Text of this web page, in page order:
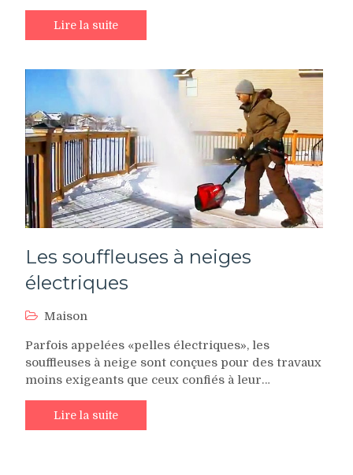
Lire la suite
Les souffleuses à neiges
électriques
Maison
Parfois appelées «pelles électriques», les
souffleuses à neige sont conçues pour des travaux
moins exigeants que ceux confiés à leur…
Lire la suite